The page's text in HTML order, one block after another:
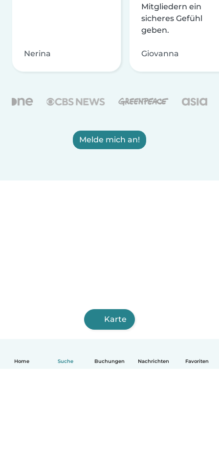
Home Suche Buchungen Nachrichten Favoriten
Nerina
Mitgliedern ein
sicheres Gefühl
geben.
Giovanna
Melde mich an!
Karte